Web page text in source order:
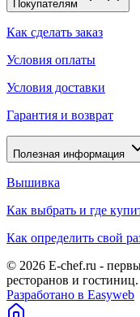
Покупателям
Как сделать заказ
Условия оплаты
Условия доставки
Гарантия и возврат
Полезная информация
Вышивка
Как выбрать и где
Как определить свой
© 2026 E-chef.ru -
ресторанов и гостиниц.
Разработано в Easyweb